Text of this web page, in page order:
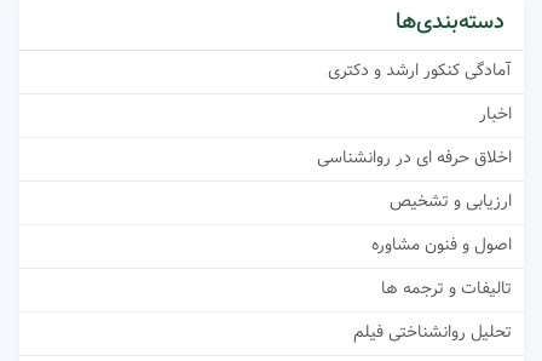
دسته‌بندی‌ها
آمادگی کنکور ارشد و دکتری
اخبار
اخلاق حرفه ای در روانشناسی
ارزیابی و تشخیص
اصول و فنون مشاوره
تالیفات و ترجمه ها
تحلیل روانشناختی فیلم